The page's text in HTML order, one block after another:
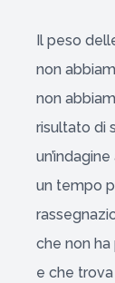
Il peso
non
non
risultato di
un tempo
che non
e che